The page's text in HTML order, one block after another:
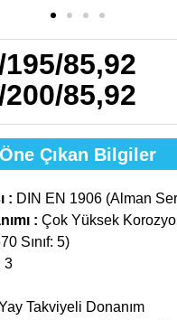
85,92
85,92
Öne Çıkan Bilgiler
: DIN EN 1906 (Alman
: Çok Yüksek
Sınıf: 5)
3
Takviyeli Donanım